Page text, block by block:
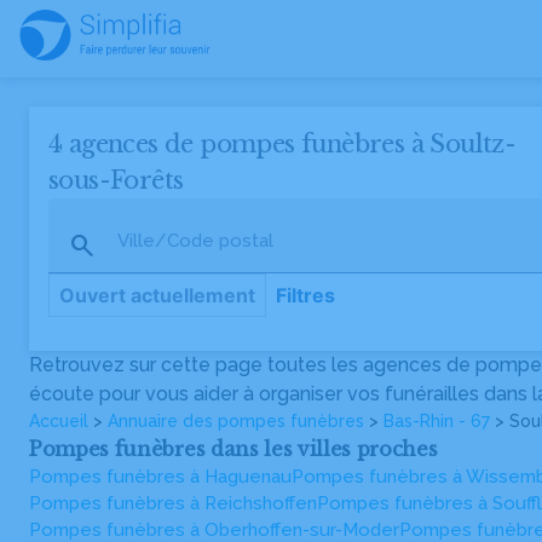
4 agences de pompes funèbres à Soultz-
sous-Forêts
Ville/Code postal
Ouvert actuellement Filtres
Pompes Funèbres et Menuiserie DIETRICH
Rue Félix Dournay, 67250 Soultz-sous-Forêts
03 88 80 31 11
Pompes Funèbres MORITZ & Fils
4 Rue du Dr Michel Deutsch, 67250 Soultz-sous-Forêts
03 88 54 74 73
Retrouvez sur cette page toutes les agences de
écoute pour vous aider à organiser vos funérailles
Accueil > Annuaire des pompes funèbres > Bas-Rhin - 67 >
Pompes funèbres dans les villes proches
Pompes funèbres à HaguenauPompes funèbres à
Pompes funèbres à ReichshoffenPompes funèbres à
Pompes funèbres à Oberhoffen-sur-ModerPompes